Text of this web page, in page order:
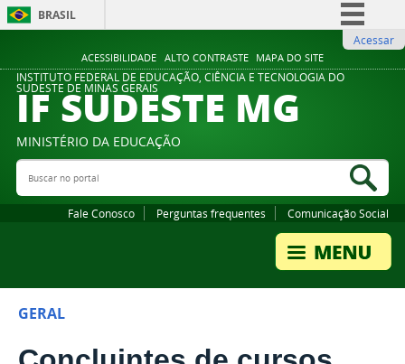
ACESSIBILIDADE ALTO CONTRASTE MAPA DO SITE
BRASIL
Comunica BR
Participe
Legislação
Acessar
INSTITUTO FEDERAL DE EDUCAÇÃO, CIÊNCIA E TECNOLOGIA DO
SUDESTE DE MINAS GERAIS
IF SUDESTE MG
MINISTÉRIO DA EDUCAÇÃO
Buscar no portal
Fale Conosco Perguntas frequentes Comunicação Social
GERAL